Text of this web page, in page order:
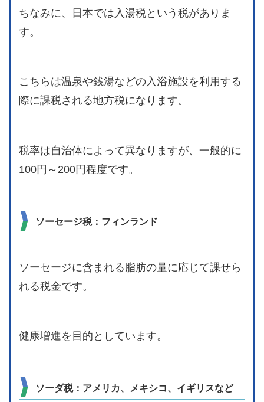
ちなみに、日本では入湯税という税がありま
す。
こちらは温泉や銭湯などの入浴施設を利用する
際に課税される地方税になります。
税率は自治体によって異なりますが、一般的に
100円～200円程度です。
ソーセージ税：フィンランド
ソーセージに含まれる脂肪の量に応じて課せら
れる税金です。
健康増進を目的としています。
ソーダ税：アメリカ、メキシコ、イギリスなど